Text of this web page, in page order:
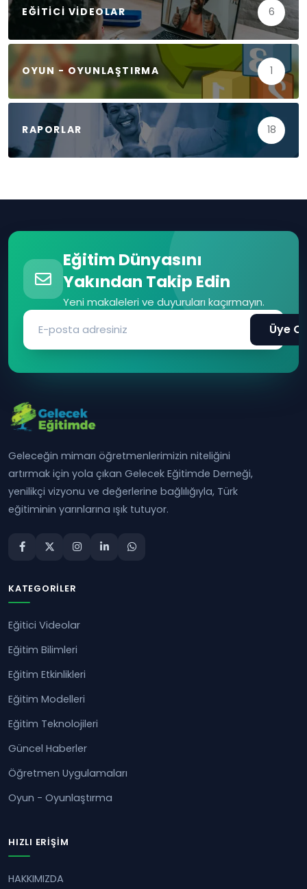
EĞITICI VIDEOLAR 6
OYUN - OYUNLAŞTIRMA 1
RAPORLAR 18
Eğitim Dünyasını
Yakından Takip Edin
Yeni makaleleri ve duyuruları kaçırmayın.
Üye Ol
Geleceğin mimarı öğretmenlerimizin niteliğini
artırmak için yola çıkan Gelecek Eğitimde Derneği,
yenilikçi vizyonu ve değerlerine bağlılığıyla, Türk
eğitiminin yarınlarına ışık tutuyor.
KATEGORILER
Eğitici Videolar
Eğitim Bilimleri
Eğitim Etkinlikleri
Eğitim Modelleri
Eğitim Teknolojileri
Güncel Haberler
Öğretmen Uygulamaları
Oyun - Oyunlaştırma
HIZLI ERIŞIM
HAKKIMIZDA